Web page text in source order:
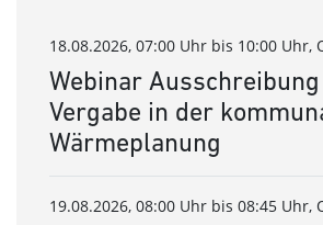
18.08.2026, 07:00 Uhr bis 10:00 Uhr,
Webinar
Vergabe in der
Wärmeplanung
19.08.2026, 08:00 Uhr bis 08:45 Uhr,